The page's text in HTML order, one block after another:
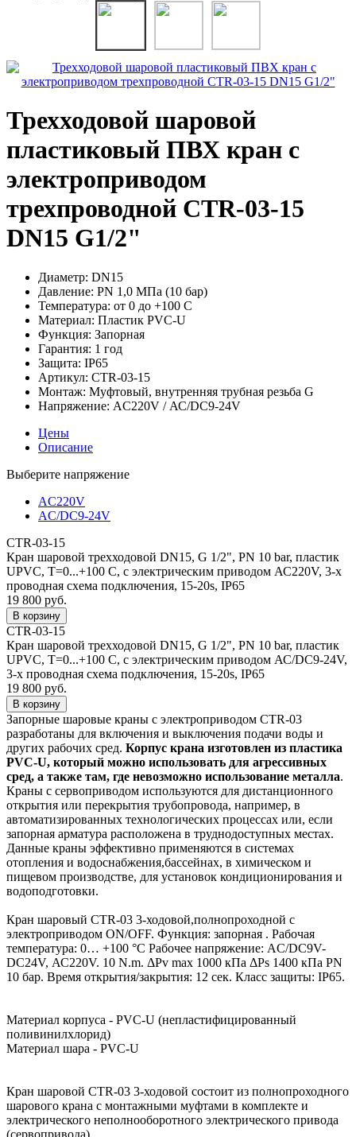
Трехходовой шаровой
пластиковый ПВХ кран с
электроприводом
трехпроводной CTR-03-15
DN15 G1/2"
Диаметр: DN15
Давление: PN 1,0 МПа (10 бар)
Температура: от 0 до +100 С
Материал: Пластик PVC-U
Функция: Запорная
Гарантия: 1 год
Защита: IP65
Артикул: CTR-03-15
Монтаж: Муфтовый, внутренняя трубная резьба G
Напряжение: AC220V / АС/DC9-24V
Цены
Описание
Выберите напряжение
AC220V
AC/DC9-24V
CTR-03-15
Кран шаровой трехходовой DN15, G 1/2", PN 10 bar, пластик
UPVC, Т=0...+100 С, с электрическим приводом АС220V, 3-х
проводная схема подключения, 15-20s, IP65
19 800 руб.
CTR-03-15
Кран шаровой трехходовой DN15, G 1/2", PN 10 bar, пластик
UPVC, Т=0...+100 С, с электрическим приводом АС/DC9-24V,
3-х проводная схема подключения, 15-20s, IP65
19 800 руб.
Запорные шаровые краны с электроприводом CTR-03
разработаны для включения и выключения подачи воды и
других рабочих сред. Корпус крана изготовлен из пластика
PVC-U, который можно использовать для агрессивных
сред, а также там, где невозможно использование металла.
Краны с сервоприводом используются для дистанционного
открытия или перекрытия трубопровода, например, в
автоматизированных технологических процессах или, если
запорная арматура расположена в труднодоступных местах.
Данные краны эффективно применяются в системах
отопления и водоснабжения,бассейнах, в химическом и
пищевом производстве, для установок кондиционирования и
водоподготовки.
Кран шаровый CTR-03 3-ходовой,полнопроходной с
электроприводом ON/OFF. Функция: запорная . Рабочая
температура: 0… +100 °С Рабочее напряжение: AC/DC9V-
DC24V, АС220V. 10 N.m. ΔPv max 1000 кПа ΔPs 1400 кПа PN
10 бар. Время открытия/закрытия: 12 сек. Класс защиты: IP65.
Материал корпуса - PVC-U (непластифицированный
поливинилхлорид)
Материал шара - PVC-U
Кран шаровой CTR-03 3-ходовой состоит из полнопроходного
шарового крана с монтажными муфтами в комплекте и
электрического неполнооборотного электрического привода
(сервопривода)